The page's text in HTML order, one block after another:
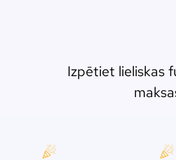
Izpētiet lieliskas